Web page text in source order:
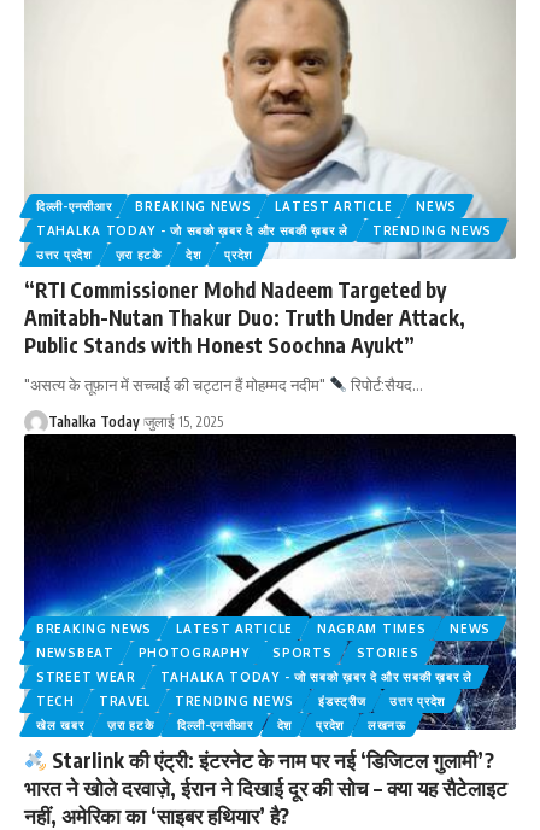
दिल्ली-एनसीआर BREAKING NEWS LATEST ARTICLE
NEWS
TAHALKA TODAY - जो सबको ख़बर दे और सबकी ख़बर ले
TRENDING NEWS
उत्तर प्रदेश
ज़रा हटके देश प्रदेश
“RTI Commissioner Mohd Nadeem Targeted by
Amitabh-Nutan Thakur Duo: Truth Under Attack,
Public Stands with Honest Soochna Ayukt”
"असत्य के तूफ़ान में सच्चाई की चट्टान हैं मोहम्मद नदीम" रिपोर्ट:सैयद…
Tahalka Today जुलाई 15, 2025
BREAKING NEWS LATEST ARTICLE NAGRAM TIMES
NEWS
NEWSBEAT
PHOTOGRAPHY SPORTS
STORIES
STREET WEAR
TAHALKA TODAY - जो सबको ख़बर दे और सबकी ख़बर ले
TECH
TRAVEL TRENDING NEWS इंडस्ट्रीज
उत्तर प्रदेश
खेल खबर
ज़रा हटके दिल्ली-एनसीआर देश प्रदेश लखनऊ
Starlink की एंट्री: इंटरनेट के नाम पर नई ‘डिजिटल गुलामी’?
भारत ने खोले दरवाज़े, ईरान ने दिखाई दूर की सोच – क्या यह सैटेलाइट
नहीं, अमेरिका का ‘साइबर हथियार’ है?